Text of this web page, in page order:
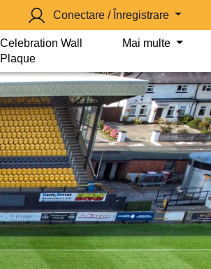
Conectare / Înregistrare
Celebration Wall
Plaque
Mai multe